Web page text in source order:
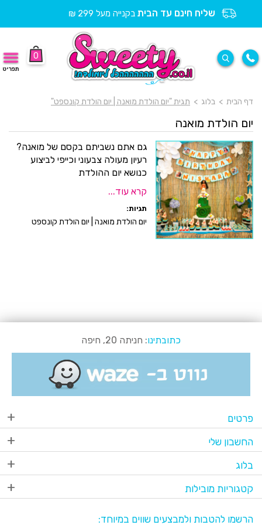
שליח חינם עד הבית בקנייה מעל 299 ₪
0
תפריט
דף הבית > בלוג > תגית "יום הולדת מואנה | יום הולדת קונספט"
יום הולדת מואנה
גם אתם נשביתם בקסם של מואנה?
רעיון מעולה צבעוני וכייפי לביצוע
כנושא יום ההולדת
קרא עוד...
תגיות:
יום הולדת מואנה | יום הולדת קונספט
כתובתינו: חניתה 20, חיפה
פרטים
החשבון שלי
בלוג
קטגוריות מובילות
הרשמו להטבות ולמבצעים שווים במיוחד: